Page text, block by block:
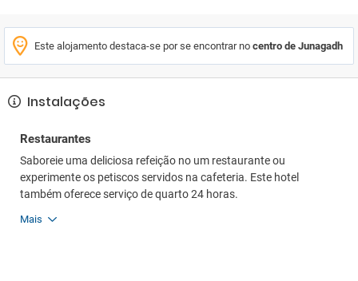
Este alojamento destaca-se por se encontrar no centro de Junagadh
Instalações
Restaurantes
Saboreie uma deliciosa refeição no um restaurante ou
experimente os petiscos servidos na cafeteria. Este hotel
também oferece serviço de quarto 24 horas.
Mais